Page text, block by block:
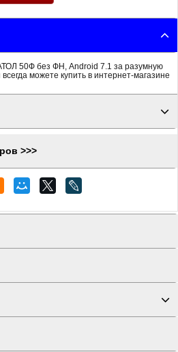
50Ф без ФН, Android 7.1 за разумную
можете купить в интернет-магазине
>>>